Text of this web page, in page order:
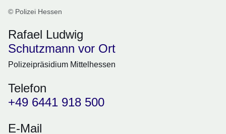
© Polizei Hessen
Rafael Ludwig
Schutzmann vor Ort
Polizeipräsidium Mittelhessen
Telefon
+49 6441 918 500
E-Mail